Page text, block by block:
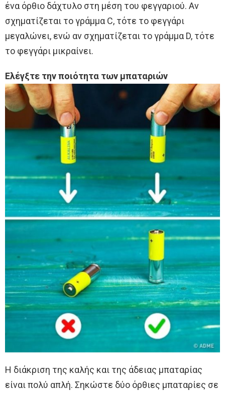
ένα όρθιο δάχτυλο στη μέση του φεγγαριού. Αν
σχηματίζεται το γράμμα C, τότε το φεγγάρι
μεγαλώνει, ενώ αν σχηματίζεται το γράμμα D, τότε
το φεγγάρι μικραίνει.
Ελέγξτε την ποιότητα των μπαταριών
Η διάκριση της καλής και της άδειας μπαταρίας
είναι πολύ απλή. Σηκώστε δύο όρθιες μπαταρίες σε